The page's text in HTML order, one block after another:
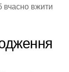
вчасно вжити